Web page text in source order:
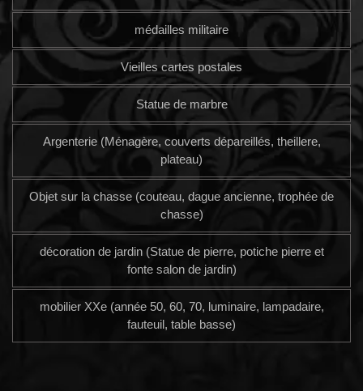
médailles militaire
Vieilles cartes postales
Statue de marbre
Argenterie (Ménagère, couverts dépareillés, theillere,
plateau)
Objet sur la chasse (couteau, dague ancienne, trophée de
chasse)
décoration de jardin (Statue de pierre, potiche pierre et
fonte salon de jardin)
mobilier XXe (année 50, 60, 70, luminaire, lampadaire,
fauteuil, table basse)